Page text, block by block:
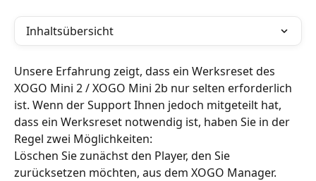
Inhaltsübersicht
Unsere Erfahrung zeigt, dass ein Werksreset des
XOGO Mini 2 / XOGO Mini 2b nur selten erforderlich
ist. Wenn der Support Ihnen jedoch mitgeteilt hat,
dass ein Werksreset notwendig ist, haben Sie in der
Regel zwei Möglichkeiten:
Löschen Sie zunächst den Player, den Sie
zurücksetzen möchten, aus dem XOGO Manager.